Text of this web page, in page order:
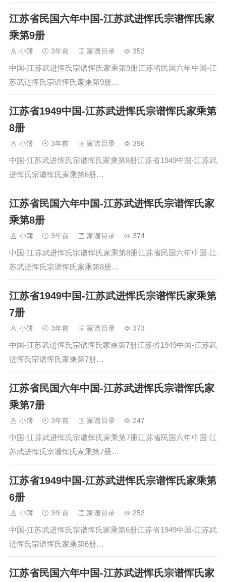
江苏省民国六年中国-江苏武进恽氏宗谱恽氏家
乘第9册
小簿 3年前 家谱目录 352
中国-江苏武进恽氏宗谱恽氏家乘第9册江苏省民国六年中国-江
苏武进恽氏宗谱恽氏家乘第9册…
江苏省1949中国-江苏武进恽氏宗谱恽氏家乘第
8册
小簿 3年前 家谱目录 396
中国-江苏武进恽氏宗谱恽氏家乘第8册江苏省1949中国-江苏武
进恽氏宗谱恽氏家乘第8册…
江苏省民国六年中国-江苏武进恽氏宗谱恽氏家
乘第8册
小簿 3年前 家谱目录 374
中国-江苏武进恽氏宗谱恽氏家乘第8册江苏省民国六年中国-江
苏武进恽氏宗谱恽氏家乘第8册…
江苏省1949中国-江苏武进恽氏宗谱恽氏家乘第
7册
小簿 3年前 家谱目录 373
中国-江苏武进恽氏宗谱恽氏家乘第7册江苏省1949中国-江苏武
进恽氏宗谱恽氏家乘第7册…
江苏省民国六年中国-江苏武进恽氏宗谱恽氏家
乘第7册
小簿 3年前 家谱目录 247
中国-江苏武进恽氏宗谱恽氏家乘第7册江苏省民国六年中国-江
苏武进恽氏宗谱恽氏家乘第7册…
江苏省1949中国-江苏武进恽氏宗谱恽氏家乘第
6册
小簿 3年前 家谱目录 252
中国-江苏武进恽氏宗谱恽氏家乘第6册江苏省1949中国-江苏武
进恽氏宗谱恽氏家乘第6册…
江苏省民国六年中国-江苏武进恽氏宗谱恽氏家